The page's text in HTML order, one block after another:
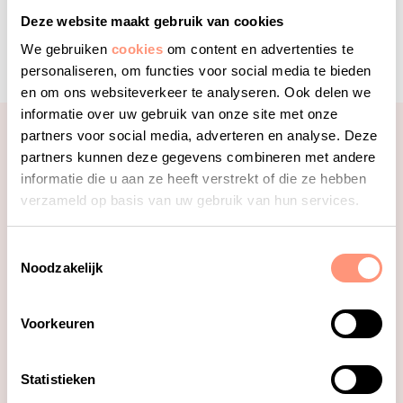
Deze website maakt gebruik van cookies
We gebruiken cookies om content en advertenties te
personaliseren, om functies voor social media te bieden
en om ons websiteverkeer te analyseren. Ook delen we
informatie over uw gebruik van onze site met onze
partners voor social media, adverteren en analyse. Deze
partners kunnen deze gegevens combineren met andere
informatie die u aan ze heeft verstrekt of die ze hebben
verzameld op basis van uw gebruik van hun services.
Noodzakelijk
Voorkeuren
Statistieken
Bekijk welke bronnen we gebruiken
Lees meer